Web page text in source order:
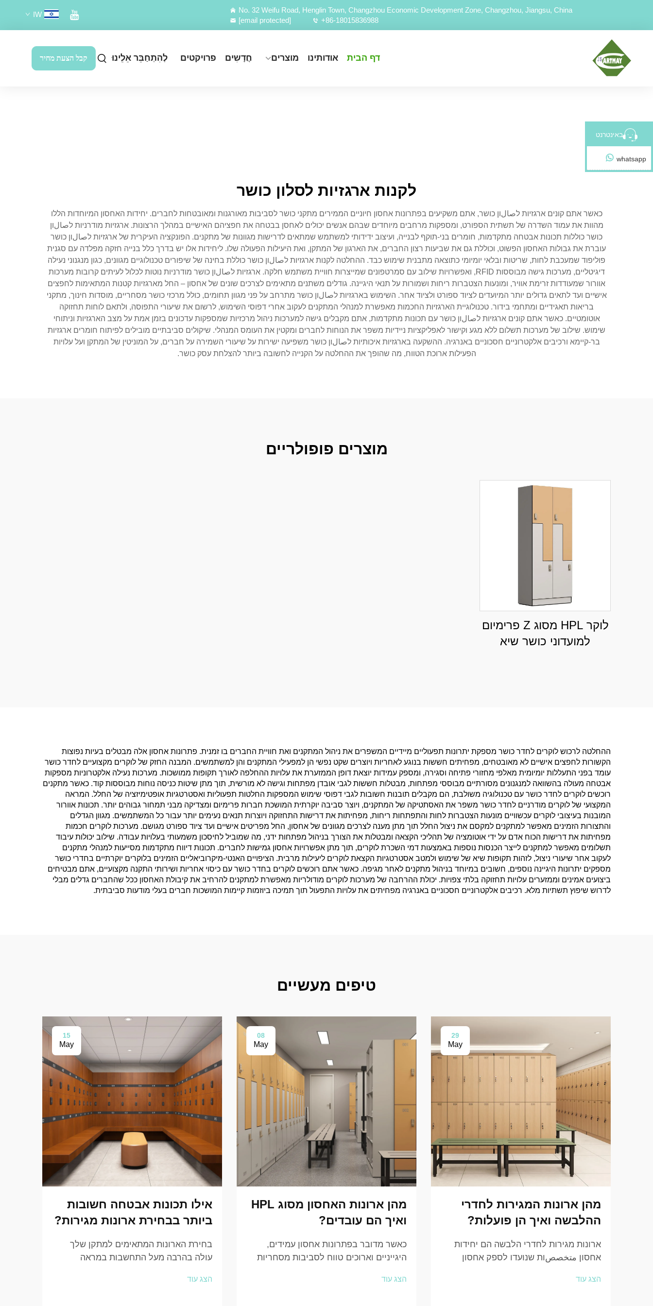
No. 32 Weifu Road, Henglin Town, Changzhou Economic Development Zone, Changzhou, Jiangsu, China
+86-18015836988
[email protected]
IW
דף הבית אודותינו מוצרים חֲדָשִים פרויקטים לְהִתְחַבֵּר אֵלֵינוּ קבל הצעת מחיר
לקנות ארגזיות לסלון כושר
כאשר אתם קונים ארגזיות לصالון כושר, אתם משקיעים בפתרונות אחסון חיוניים הממירים מתקני כושר לסביבות מאורגנות ומאובטחות לחברים. יחידות האחסון המיוחדות הללו
מהוות את עמוד השדרה של תשתית הספורט, ומספקות מרחבים מיוחדים שבהם אנשים יכולים לאחסן בבטחה את חפציהם האישיים במהלך הרצונות. ארגזיות מודרניות לصالון
כושר כוללות תכונות אבטחה מתקדמות, חומרים בני-תוקף לבנייה, ועיצוב ידידותי למשתמש שמתאים לדרישות מגוונות של מתקנים. הפונקציה העיקרית של ארגזיות לصالון כושר
עוברת את גבולות האחסון הפשוט, וכוללת גם את שביעות רצון החברים, את הארגון של המתקן, ואת היעילות הפעולה שלו. ליחידות אלו יש בדרך כלל בנייה חזקה מפלדה עם סגנית
פוליפוד שמעכבת לחות, שריטות ובלאי יומיומי כתוצאה מתבנית שימוש כבד. ההחלטה לקנות ארגזיות לصالון כושר כוללת בחינה של שיפורים טכנולוגיים מגוונים, כגון מנגנוני נעילה
דיגיטליים, מערכות גישה מבוססות RFID, ואפשרויות שילוב עם סמרטפונים שמייצרות חוויית משתמש חלקה. ארגזיות לصالון כושר מודרניות נוטות לכלול לעיתים קרובות מערכות
אוורור שמעודדות זרימת אוויר, ומונעות הצטברות ריחות ושמורות על תנאי היגיינה. גודלים משתנים מתאימים לצרכים שונים של אחסון – החל מארגזיות קטנות המתאימות לחפצים
אישיים ועד לתאים גדולים יותר המיועדים לציוד ספורט ולציוד אחר. השימוש בארגזיות לصالון כושר מתרחב על פני מגוון תחומים, כולל מרכזי כושר מסחריים, מוסדות חינוך, מתקני
בריאות תאגידיים ומתחמי בידור. טכנולוגיית הארגזיות החכמות מאפשרת למנהלי המתקנים לעקוב אחרי דפוסי השימוש, לרשום את שיעורי התפוסה, ולתאם לוחות תחזוקה
אוטומטיים. כאשר אתם קונים ארגזיות לصالון כושר עם תכונות מתקדמות, אתם מקבלים גישה למערכות ניהול מרכזיות שמספקות עדכונים בזמן אמת על מצב הארגזיות וניתוחי
שימוש. שילוב של מערכות תשלום ללא מגע וקישור לאפליקציות ניידיות משפר את הנוחות לחברים ומקטין את העומס המנהלי. שיקולים סביבתיים מובילים לפיתוח חומרים ארגזיות
בר-קיימא ורכיבים אלקטרוניים חסכוניים באנרגיה. ההשקעה בארגזיות איכותיות לصالון כושר משפיעה ישירות על שיעורי השמירה על חברים, על המוניטין של המתקן ועל עלויות
הפעילות ארוכת הטווח, מה שהופך את ההחלטה על הקנייה לחשובה ביותר להצלחת עסק כושר.
מוצרים פופולריים
לוקר HPL מסוג Z פרימיום
למועדוני כושר שיא
ההחלטה לרכוש לוקרים לחדר כושר מספקת יתרונות תפעוליים מיידיים המשפרים את ניהול המתקנים ואת חוויית החברים בו זמנית. פתרונות אחסון אלה מבטלים בעיות נפוצות
הקשורות לחפצים אישיים לא מאובטחים, מפחיתים חששות בנוגע לאחריות ויוצרים שקט נפשי הן למפעילי המתקנים והן למשתמשים. המבנה החזק של לוקרים מקצועיים לחדר כושר
עומד בפני התעללות יומיומית מאלפי מחזורי פתיחה וסגירה, ומספק עמידות יוצאת דופן הממזערת את עלויות ההחלפה לאורך תקופות ממושכות. מערכות נעילה אלקטרוניות מספקות
אבטחה מעולה בהשוואה למנגנונים מסורתיים מבוססי מפתחות, מבטלות חששות לגבי אובדן מפתחות וגישה לא מורשית, תוך מתן שיטות כניסה נוחות מבוססות קוד. כאשר מתקנים
רוכשים לוקרים לחדר כושר עם טכנולוגיה משולבת, הם מקבלים תובנות חשובות לגבי דפוסי שימוש המספקות החלטות תפעוליות ואסטרטגיות אופטימיזציה של החלל. המראה
המקצועי של לוקרים מודרניים לחדר כושר משפר את האסתטיקה של המתקנים, ויוצר סביבה יוקרתית המושכת חברות פרימיום ומצדיקה מבני תמחור גבוהים יותר. תכונות אוורור
המובנות בעיצובי לוקרים עכשוויים מונעות הצטברות לחות והתפתחות ריחות, מפחיתות את דרישות התחזוקה ויוצרות תנאים נעימים יותר עבור כל המשתמשים. מגוון הגדלים
והתצורות הזמינים מאפשר למתקנים למקסם את ניצול החלל תוך מתן מענה לצרכים מגוונים של אחסון, החל מפריטים אישיים ועד ציוד ספורט מגושם. מערכות לוקרים חכמות
מפחיתות את דרישות הכוח אדם על ידי אוטומציה של תהליכי הקצאה ומבטלות את הצורך בניהול מפתחות ידני, מה שמוביל לחיסכון משמעותי בעלויות עבודה. שילוב יכולות עיבוד
תשלומים מאפשר למתקנים לייצר הכנסות נוספות באמצעות דמי השכרת לוקרים, תוך מתן אפשרויות אחסון גמישות לחברים. תכונות דיווח מתקדמות מסייעות למנהלי מתקנים
לעקוב אחר שיעורי ניצול, לזהות תקופות שיא של שימוש ולמטב אסטרטגיות הקצאת לוקרים ליעילות מרבית. הציפויים האנטי-מיקרוביאליים הזמינים בלוקרים יוקרתיים בחדרי כושר
מספקים יתרונות היגיינה נוספים, חשובים במיוחד בניהול מתקנים לאחר מגיפה. כאשר אתם רוכשים לוקרים בחדר כושר עם כיסוי אחריות ושירותי התקנה מקצועיים, אתם מבטיחים
ביצועים אמינים וממזערים עלויות תחזוקה בלתי צפויות. יכולת ההרחבה של מערכות לוקרים מודולריות מאפשרת למתקנים להרחיב את קיבולת האחסון ככל שהחברים גדלים מבלי
לדרוש שיפוץ תשתיות מלא. רכיבים אלקטרוניים חסכוניים באנרגיה מפחיתים את עלויות התפעול תוך תמיכה ביוזמות קיימות המושכות חברים בעלי מודעות סביבתית.
טיפים מעשיים
29
May
מהן ארונות המגירות לחדרי
ההלבשה ואיך הן פועלות?
ארונות מגירות לחדרי הלבשה הם יחידות
אחסון متخصصות שנועדו לספק אחסון
בסביבות שבהן אנשים צריכים להחליף
הצג עוד
08
May
מהן ארונות האחסון מסוג HPL
ואיך הם עובדים?
כאשר מדובר בפתרונות אחסון עמידים,
היגייניים וארוכים טווח לסביבות מסחריות
מהבחירות המובילות והאמינות ביותר בקרב
הצג עוד
15
May
אילו תכונות אבטחה חשובות
ביותר בבחירת ארונות מגירות?
בחירת הארונות המתאימים למתקן שלך
עולה בהרבה מעל התחשבות במראה
מנהל מרכז כושר, מסעדה לכדורגל, משרד
הצג עוד
באינטרנט
whatsapp